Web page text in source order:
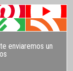
enviaremos un